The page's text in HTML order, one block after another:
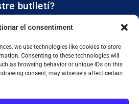
el consentiment
we use technologies like cookies to store
Consenting to these technologies will
as browsing behavior or unique IDs on this
consent, may adversely affect certain
butlletí?